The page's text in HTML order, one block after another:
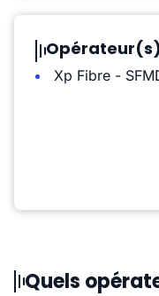
Xp Fibre -
Quels